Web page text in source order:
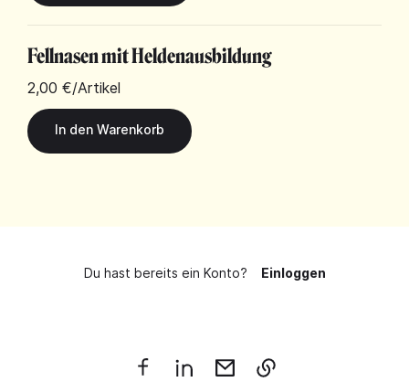
Fellnasen mit Heldenausbildung
2,00 €/Artikel
Du hast bereits ein Konto? Einloggen